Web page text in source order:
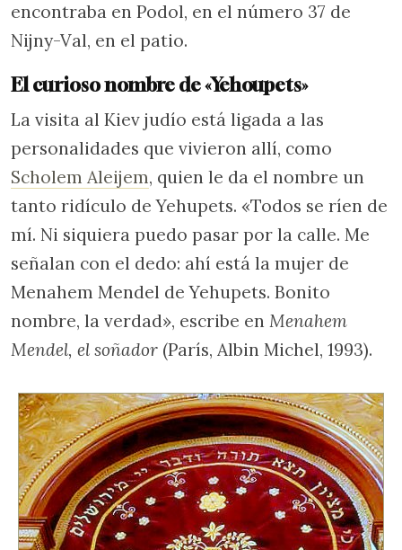
encontraba en Podol, en el número 37 de
Nijny-Val, en el patio.
El curioso nombre de «Yehoupets»
La visita al Kiev judío está ligada a las
personalidades que vivieron allí, como
Scholem Aleijem, quien le da el nombre un
tanto ridículo de Yehupets. «Todos se ríen de
mí. Ni siquiera puedo pasar por la calle. Me
señalan con el dedo: ahí está la mujer de
Menahem Mendel de Yehupets. Bonito
nombre, la verdad», escribe en Menahem
Mendel, el soñador (París, Albin Michel, 1993).